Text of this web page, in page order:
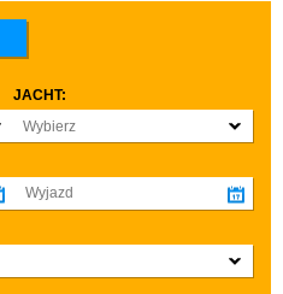
JACHT:
Wybierz